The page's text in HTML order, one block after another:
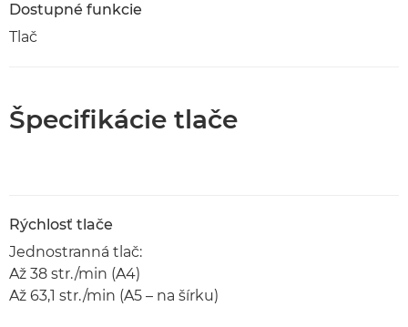
Dostupné funkcie
Tlač
Špecifikácie tlače
Rýchlosť tlače
Jednostranná tlač:
Až 38 str./min (A4)
Až 63,1 str./min (A5 – na šírku)